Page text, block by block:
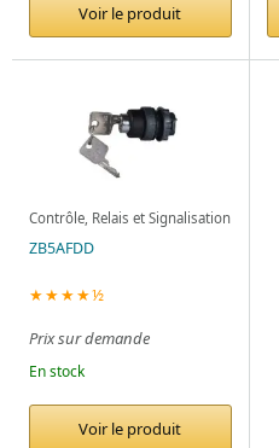
Voir le produit
Contrôle, Relais et Signalisation
ZB5AFDD
★★★★½
Prix sur demande
En stock
Voir le produit